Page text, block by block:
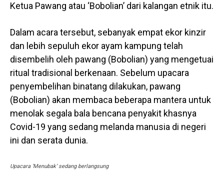
Ketua Pawang atau ‘Bobolian’ dari kalangan etnik itu.
Dalam acara tersebut, sebanyak empat ekor kinzir
dan lebih sepuluh ekor ayam kampung telah
disembelih oleh pawang (Bobolian) yang mengetuai
ritual tradisional berkenaan. Sebelum upacara
penyembelihan binatang dilakukan, pawang
(Bobolian) akan membaca beberapa mantera untuk
menolak segala bala bencana penyakit khasnya
Covid-19 yang sedang melanda manusia di negeri
ini dan serata dunia.
Upacara ‘Menubak’ sedang berlangsung